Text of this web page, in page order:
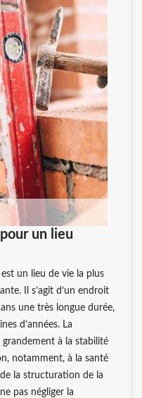
un lieu
un lieu de vie la plus
Il s’agit d’un endroit
une très longue durée,
d’années. La
à la stabilité
notamment, à la santé
la structuration de la
pas négliger la